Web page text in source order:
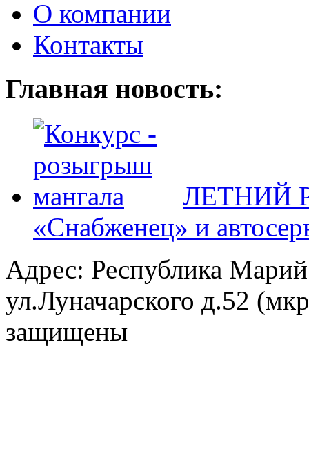
О компании
Контакты
Главная новость:
ЛЕТНИЙ
«Снабженец» и
Адрес: Республика
ул.Луначарского д.52
защищены